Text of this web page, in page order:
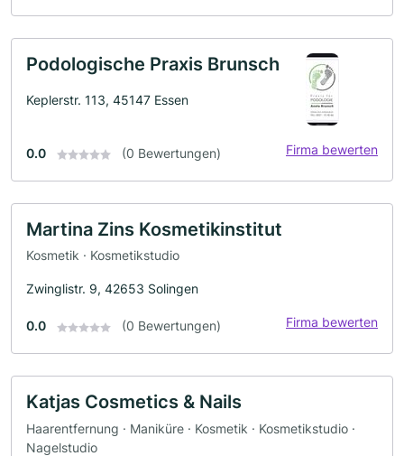
Podologische Praxis Brunsch
Keplerstr. 113, 45147 Essen
0.0 (0 Bewertungen) Firma bewerten
Martina Zins Kosmetikinstitut
Kosmetik · Kosmetikstudio
Zwinglistr. 9, 42653 Solingen
0.0 (0 Bewertungen) Firma bewerten
Katjas Cosmetics & Nails
Haarentfernung · Maniküre · Kosmetik · Kosmetikstudio ·
Nagelstudio